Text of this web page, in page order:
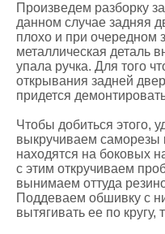
Произведем разборку
данном случае задняя
плохо и при очередном
металлическая деталь
упала ручка. Для того
открывания задней
придется
Чтобы добиться этого,
выкручиваем саморезы
находятся на боковых
с этим откручиваем
вынимаем оттуда
Поддеваем обшивку с
вытягивать ее по